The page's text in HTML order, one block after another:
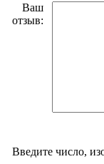
Ваш
отзыв:
Введите число,